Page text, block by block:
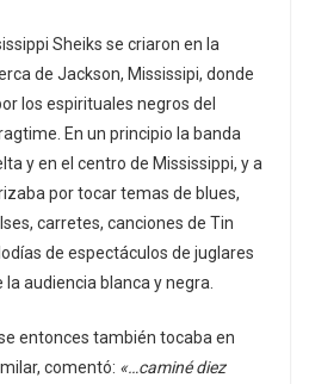
Sheiks se criaron en la
de Jackson, Mississipi, donde
los espirituales negros del
En un principio la banda
y en el centro de Mississippi, y a
por tocar temas de blues,
carretes, canciones de Tin
de espectáculos de juglares
audiencia blanca y negra.
entonces también tocaba en
comentó: «…caminé diez